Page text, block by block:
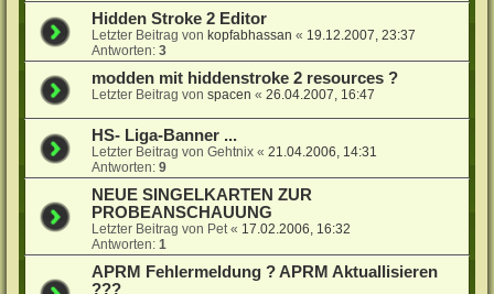
Hidden Stroke 2 Editor
Letzter Beitrag von kopfabhassan « 19.12.2007, 23:37
Antworten:3
modden mit hiddenstroke 2 resources ?
Letzter Beitrag vonspacen «26.04.2007, 16:47
HS- Liga-Banner ...
Letzter Beitrag vonGehtnix «21.04.2006, 14:31
Antworten:9
NEUE SINGELKARTEN ZUR
PROBEANSCHAUUNG
Letzter Beitrag von Pet« 17.02.2006, 16:32
Antworten:1
APRM Fehlermeldung ? APRM Aktuallisieren
???